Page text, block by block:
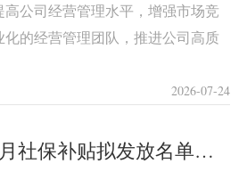
高公司经营管理水平，增强市场竞
的经营管理团队，推进公司高质
2026-07-24
关于2026年4-6月社保补贴拟发放名单的公示